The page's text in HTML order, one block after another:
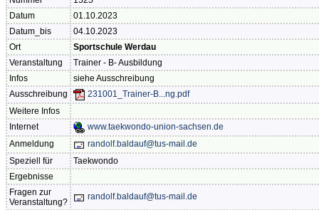
Datum
01.10.2023
Datum_bis
04.10.2023
Ort
Sportschule Werdau
Veranstaltung
Trainer - B- Ausbildung
Infos
siehe Ausschreibung
Ausschreibung
231001_Trainer-B...ng.pdf
Weitere Infos
Internet
www.taekwondo-union-sachsen.de
Anmeldung
randolf.baldauf@tus-mail.de
Speziell für
Taekwondo
Ergebnisse
Fragen zur
Veranstaltung?
randolf.baldauf@tus-mail.de